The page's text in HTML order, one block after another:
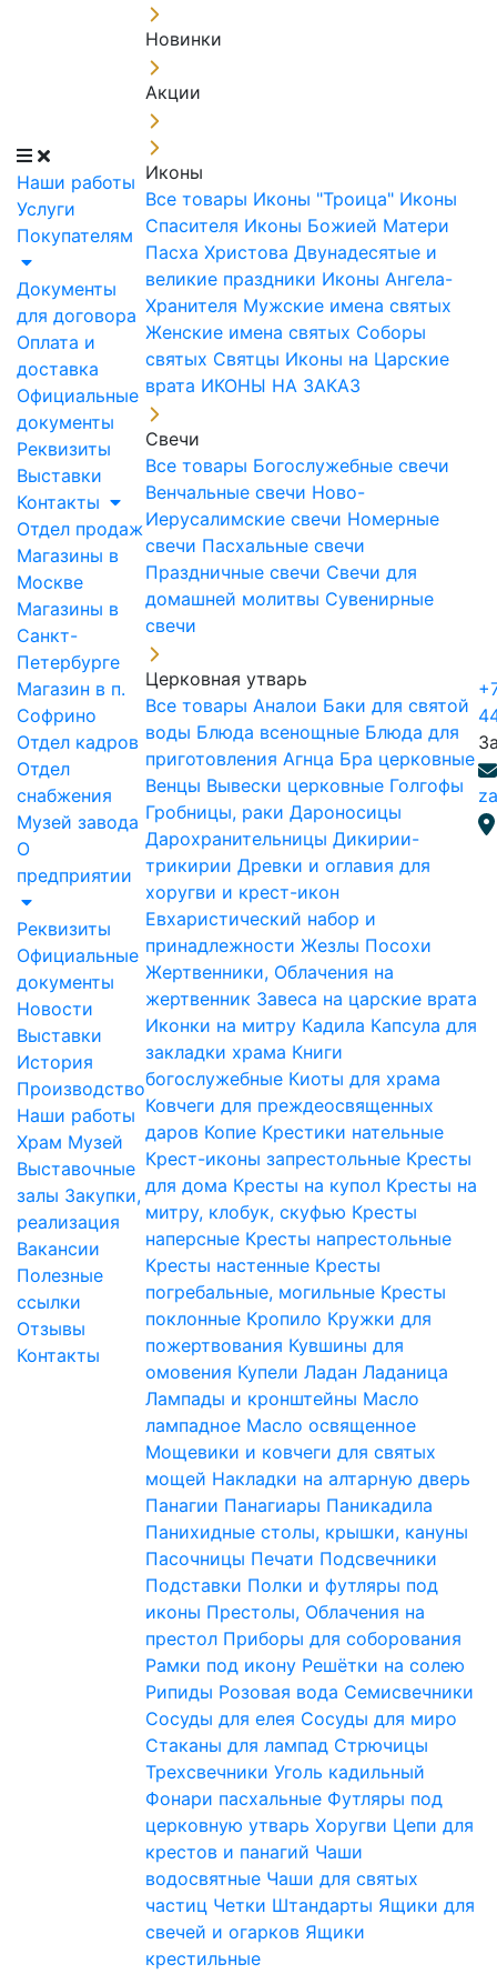
Наши работы
Услуги
Покупателям
Документы
для договора
Оплата и
доставка
Официальные
документы
Реквизиты
Выставки
Контакты
Отдел продаж
Магазины в
Москве
Магазины в
Санкт-
Петербурге
Магазин в п.
Софрино
Отдел кадров
Отдел
снабжения
Музей завода
О
предприятии
Реквизиты
Официальные
документы
Новости
Выставки
История
Производство
Наши работы
Храм Музей
Выставочные
залы Закупки,
реализация
Вакансии
Полезные
ссылки
Отзывы
Контакты
Новинки
Акции
Иконы
Все товары Иконы "Троица" Иконы
Спасителя Иконы Божией Матери
Пасха Христова Двунадесятые и
великие праздники Иконы Ангела-
Хранителя Мужские имена святых
Женские имена святых Соборы
святых Святцы Иконы на Царские
врата ИКОНЫ НА ЗАКАЗ
Свечи
Все товары Богослужебные свечи
Венчальные свечи Ново-
Иерусалимские свечи Номерные
свечи Пасхальные свечи
Праздничные свечи Свечи для
домашней молитвы Сувенирные
свечи
Церковная утварь
Все товары Аналои Баки для святой
воды Блюда всенощные Блюда для
приготовления Агнца Бра церковные
Венцы Вывески церковные Голгофы
Гробницы, раки Дароносицы
Дарохранительницы Дикирии-
трикирии Древки и оглавия для
хоругви и крест-икон
Евхаристический набор и
принадлежности Жезлы Посохи
Жертвенники, Облачения на
жертвенник Завеса на царские врата
Иконки на митру Кадила Капсула для
закладки храма Книги
богослужебные Киоты для храма
Ковчеги для преждеосвященных
даров Копие Крестики нательные
Крест-иконы запрестольные Кресты
для дома Кресты на купол Кресты на
митру, клобук, скуфью Кресты
наперсные Кресты напрестольные
Кресты настенные Кресты
погребальные, могильные Кресты
поклонные Кропило Кружки для
пожертвования Кувшины для
омовения Купели Ладан Ладаница
Лампады и кронштейны Масло
лампадное Масло освященное
Мощевики и ковчеги для святых
мощей Накладки на алтарную дверь
Панагии Панагиары Паникадила
Панихидные столы, крышки, кануны
Пасочницы Печати Подсвечники
Подставки Полки и футляры под
иконы Престолы, Облачения на
престол Приборы для соборования
Рамки под икону Решётки на солею
Рипиды Розовая вода Семисвечники
Сосуды для елея Сосуды для миро
Стаканы для лампад Стрючицы
Трехсвечники Уголь кадильный
Фонари пасхальные Футляры под
церковную утварь Хоругви Цепи для
крестов и панагий Чаши
водосвятные Чаши для святых
частиц Четки Штандарты Ящики для
свечей и огарков Ящики
крестильные